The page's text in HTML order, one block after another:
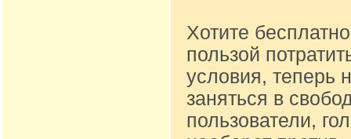
Хотите
пользой
условия, теперь
заняться в
пользователи,